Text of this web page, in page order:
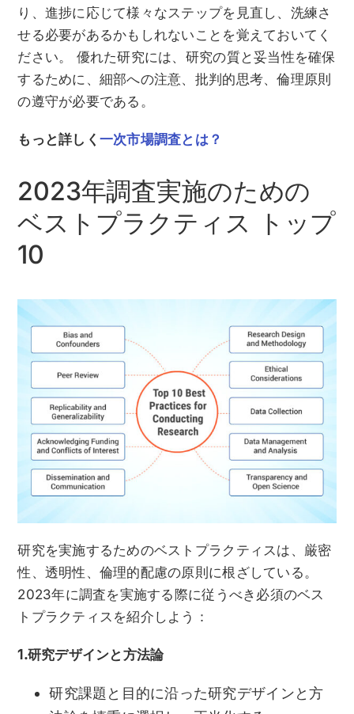
り、進捗に応じて様々なステップを見直し、洗練さ
せる必要があるかもしれないことを覚えておいてく
ださい。 優れた研究には、研究の質と妥当性を確保
するために、細部への注意、批判的思考、倫理原則
の遵守が必要である。
もっと詳しく 一次市場調査とは？
2023年調査実施のための
ベストプラクティス トップ
10
研究を実施するためのベストプラクティスは、厳密
性、透明性、倫理的配慮の原則に根ざしている。
2023年に調査を実施する際に従うべき必須のベス
トプラクティスを紹介しよう：
1.研究デザインと方法論
研究課題と目的に沿った研究デザインと方